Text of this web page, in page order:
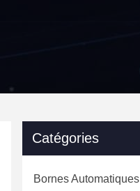
Catégories
Bornes Automatiques